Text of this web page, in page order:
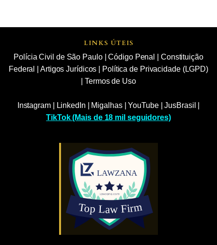
LINKS ÚTEIS
Polícia Civil de São Paulo|Código Penal
Constituição
Federal
Artigos Jurídicos
Política de Privacidade (LGPD)
|Termos de Uso
Instagram| LinkedIn Migalhas|YouTube|JusBrasil
TikTok (Mais de 18 mil seguidores)